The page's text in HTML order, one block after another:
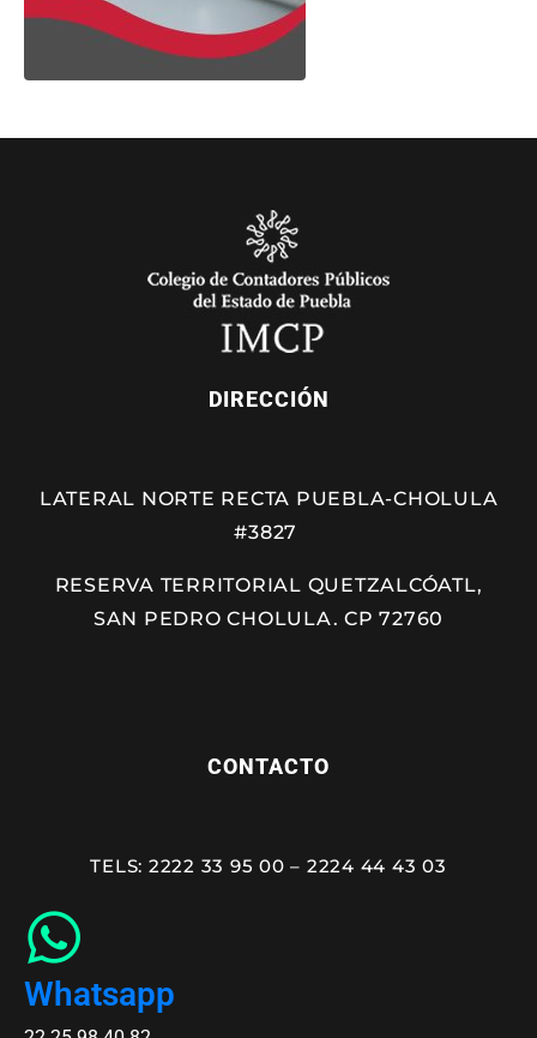
DIRECCIÓN
LATERAL NORTE RECTA PUEBLA-CHOLULA
#3827
RESERVA TERRITORIAL QUETZALCÓATL,
SAN PEDRO CHOLULA. CP 72760
CONTACTO
TELS: 2222 33 95 00 – 2224 44 43 03
Whatsapp